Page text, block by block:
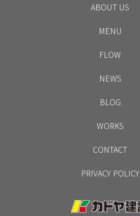
ABOUT US
MENU
FLOW
NEWS
BLOG
WORKS
CONTACT
PRIVACY POLICY